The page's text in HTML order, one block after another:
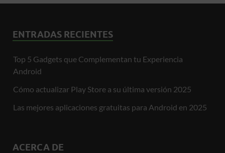
ENTRADAS RECIENTES
Top 5 Gadgets que Complementan tu Experiencia
Android
Cómo actualizar Play Store a su última versión 2025
Las mejores aplicaciones gratuitas para Android en 2025
ACERCA DE